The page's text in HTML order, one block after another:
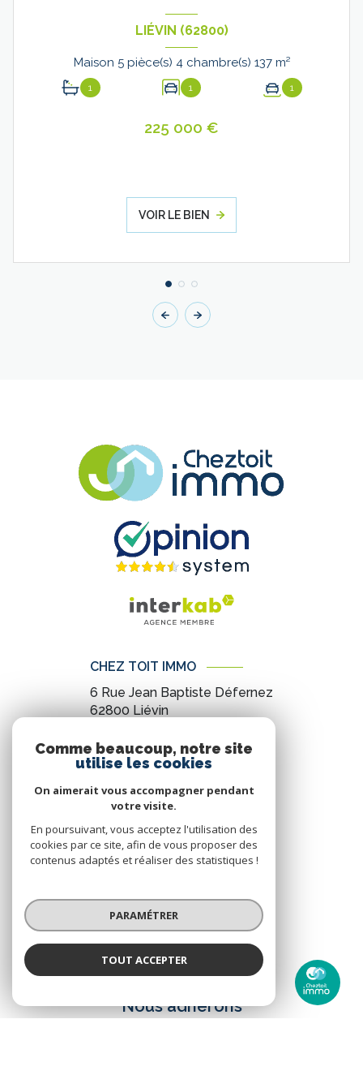
Chez Toit Immo
LIÉVIN (62800)
Maison 5 pièce(s) 4 chambre(s) 137 m²
1 1 1
225 000 €
VOIR LE BIEN
CHEZ TOIT IMMO
6 Rue Jean Baptiste Défernez
62800 Liévin
contact@cheztoitimmo.fr
NOS RÉSEAUX
Nous suivre
Nous adhérons
Comme beaucoup, notre site
utilise les cookies
On aimerait vous accompagner pendant
votre visite.
En poursuivant, vous acceptez l'utilisation des
cookies par ce site, afin de vous proposer des
contenus adaptés et réaliser des statistiques !
PARAMÉTRER
TOUT ACCEPTER